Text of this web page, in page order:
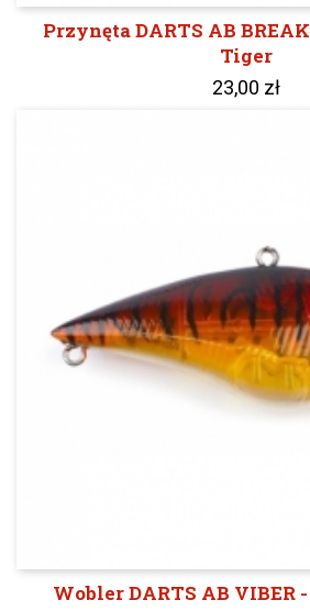
Przynęta DARTS AB
Tiger
23,00 zł
Wobler DARTS AB VIBER